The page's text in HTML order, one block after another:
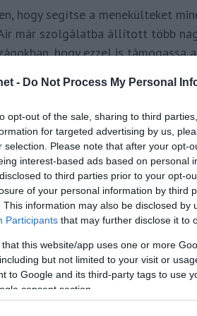
- Do Not Process My Personal
opt-out of the sale, sharing to third
for targeted advertising by us,
selection. Please note that after your opt-
interest-based ads based on personal
to third parties prior to your opt-
of your personal information by third
This information may also be disclosed by
Participants that may further disclose it to
that this website/app uses one or more
but not limited to your visit or
to Google and its third-party tags to use
consent section.
hogy segítse a menekülteket
már szolgálatba állított több
hogy ezzel is támogassa
támogatjuk az Ukrajnából
biztosítunk számukra, amelyeket a
különlegesen kedvezményes
tapasztaltunk a kollégáink
utazást szeretnénk nyújtani a